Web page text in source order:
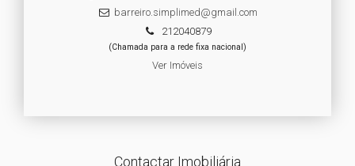
barreiro.simplimed@gmail.com
212040879
(Chamada para a rede fixa nacional)
Ver Imóveis
Contactar Imobiliária